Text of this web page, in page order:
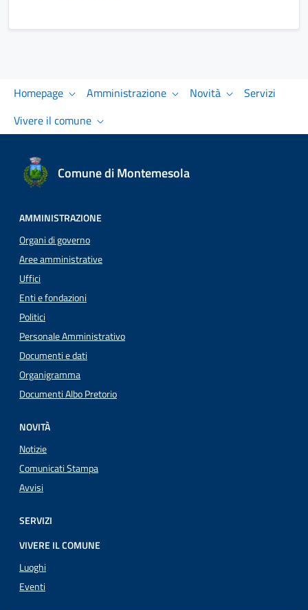
Homepage Amministrazione Novità
Servizi
Vivere il comune
Comune di Montemesola
AMMINISTRAZIONE
Organi di governo
Aree amministrative
Uffici
Enti e fondazioni
Politici
Personale Amministrativo
Documenti e dati
Organigramma
Documenti Albo Pretorio
NOVITÀ
Notizie
Comunicati Stampa
Avvisi
SERVIZI
VIVERE IL COMUNE
Luoghi
Eventi